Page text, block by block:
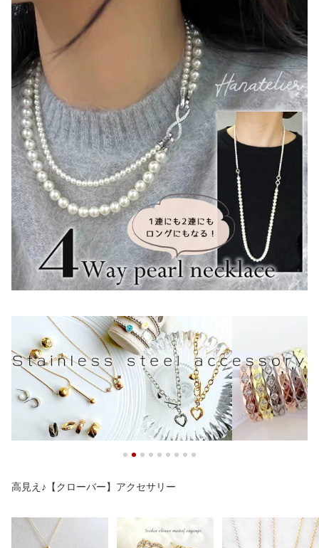
高見え♪【クローバー】アクセサリー